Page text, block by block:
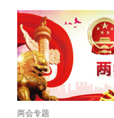
两会专题